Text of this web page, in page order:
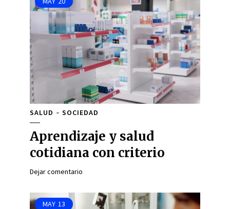
SALUD SOCIEDAD
Aprendizaje y salud
cotidiana con criterio
Dejar comentario
MAY 13